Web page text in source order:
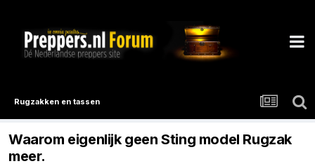
Rugzakken en tassen
Waarom eigenlijk geen Sting model Rugzak
meer.